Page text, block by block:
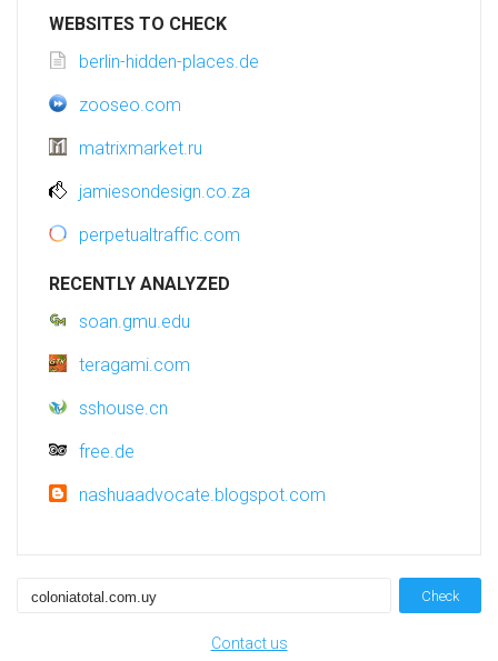
WEBSITES TO CHECK
berlin-hidden-places.de
zooseo.com
matrixmarket.ru
jamiesondesign.co.za
perpetualtraffic.com
RECENTLY ANALYZED
soan.gmu.edu
teragami.com
sshouse.cn
free.de
nashuaadvocate.blogspot.com
Check
Contact us